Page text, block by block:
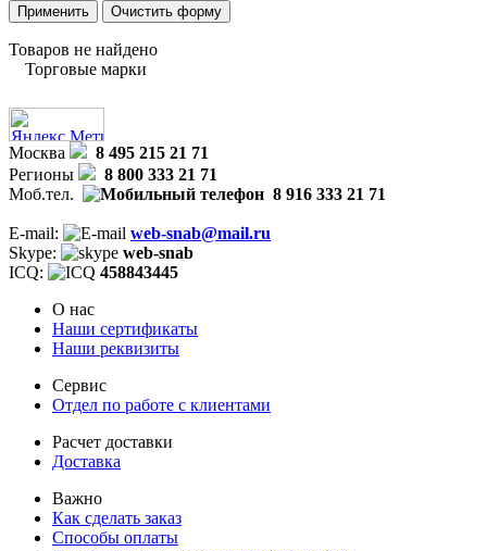
Товаров не найдено
Торговые марки
Москва
8 495 215 21 71
Регионы
8 800 333 21 71
Моб.тел.
8 916 333 21 71
E-mail:
web-snab@mail.ru
Skype:
web-snab
ICQ:
458843445
О нас
Наши сертификаты
Наши реквизиты
Сервис
Отдел по работе с клиентами
Расчет доставки
Доставка
Важно
Как сделать заказ
Способы оплаты